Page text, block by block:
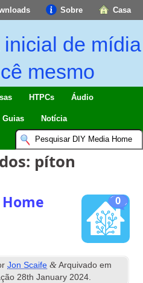
Casa
Sobre
inicial de mídia
mesmo
HTPCs Áudio
Guias Notícia
píton
0
Jon Scaife &Arquivado em
28th January 2024.